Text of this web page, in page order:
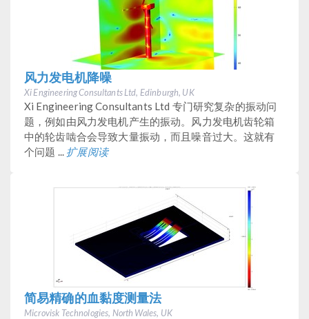
风力发电机降噪
Xi Engineering Consultants Ltd, Edinburgh, UK
Xi Engineering Consultants Ltd 专门研究复杂的振动问
题，例如由风力发电机产生的振动。风力发电机齿轮箱
中的轮齿啮合会导致大量振动，而且噪音过大。这就有
个问题 ... 扩展阅读
简易精确的血黏度测量法
Microvisk Technologies, North Wales, UK